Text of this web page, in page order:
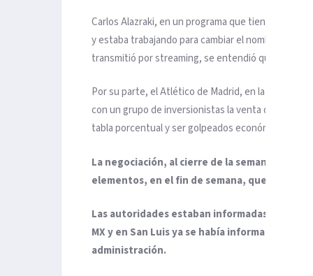
Carlos Alazraki, en un programa que tiene un You
y estaba trabajando para cambiar el nombre de la
transmitió por streaming, se entendió que era
Por su parte, el Atlético de Madrid, en la última
con un grupo de inversionistas la venta del
tabla porcentual y ser golpeados económicamente
La negociación, al cierre de la semana
elementos, en el fin de semana, que podrían
Las autoridades estaban informadas sobre
MX y en San Luis ya se había informado al
administración.